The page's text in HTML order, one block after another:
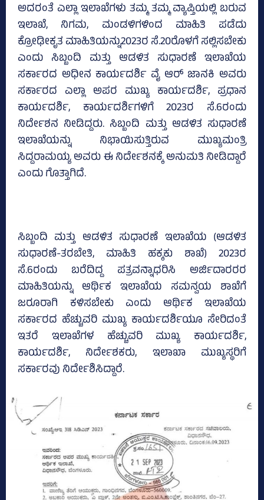
ಅದರಂತೆ ಎಲ್ಲಾ ಇಲಾಖೆಗಳು ತಮ್ಮ ತಮ್ಮ ವ್ಯಾಪ್ತಿಯಲ್ಲಿ ಬರುವ
ಇಲಾಖೆ, ನಿಗಮ, ಮಂಡಳಿಗಳಿಂದ ಮಾಹಿತಿ ಪಡೆದು
ಕ್ರೋಢೀಕೃತ ಮಾಹಿತಿಯನ್ನು2023ರ ಸೆ.20ರೊಳಗೆ ಸಲ್ಲಿಸಬೇಕು
ಎಂದು ಸಿಬ್ಬಂದಿ ಮತ್ತು ಆಡಳಿತ ಸುಧಾರಣೆ ಇಲಾಖೆಯ
ಸರ್ಕಾರದ ಅಧೀನ ಕಾರ್ಯದರ್ಶಿ ವೈ ಆರ್‌ ಜಾನಕಿ ಅವರು
ಸರ್ಕಾರದ ಎಲ್ಲಾ ಅಪರ ಮುಖ್ಯ ಕಾರ್ಯದರ್ಶಿ, ಪ್ರಧಾನ
ಕಾರ್ಯದರ್ಶಿ, ಕಾರ್ಯದರ್ಶಿಗಳಿಗೆ 2023ರ ಸೆ.6ರಂದು
ನಿರ್ದೇಶನ ನೀಡಿದ್ದರು. ಸಿಬ್ಬಂದಿ ಮತ್ತು ಆಡಳಿತ ಸುಧಾರಣೆ
ಇಲಾಖೆಯನ್ನು ನಿಭಾಯಿಸುತ್ತಿರುವ ಮುಖ್ಯಮಂತ್ರಿ
ಸಿದ್ದರಾಮಯ್ಯ ಅವರು ಈ ನಿರ್ದೇಶನಕ್ಕೆ ಅನುಮತಿ ನೀಡಿದ್ದಾರೆ
ಎಂದು ಗೊತ್ತಾಗಿದೆ.
ಸಿಬ್ಬಂದಿ ಮತ್ತು ಆಡಳಿತ ಸುಧಾರಣೆ ಇಲಾಖೆಯ (ಆಡಳಿತ
ಸುಧಾರಣೆ-ತರಬೇತಿ, ಮಾಹಿತಿ ಹಕ್ಕಕು ಶಾಖೆ) 2023ರ
ಸೆ.6ರಂದು ಬರೆದಿದ್ದ ಪತ್ರವನ್ನಾಧರಿಸಿ ಅರ್ಜಿದಾರರರ
ಮಾಹಿತಿಯನ್ನು ಆರ್ಥಿಕ ಇಲಾಖೆಯ ಸಮನ್ವಯ ಶಾಖೆಗೆ
ಜರೂರಾಗಿ ಕಳಿಸಬೇಕು ಎಂದು ಆರ್ಥಿಕ ಇಲಾಖೆಯ
ಸರ್ಕಾರದ ಹೆಚ್ಚುವರಿ ಮುಖ್ಯ ಕಾರ್ಯದರ್ಶಿಯೂ ಸೇರಿದಂತೆ
ಇತರೆ ಇಲಾಖೆಗಳ ಹೆಚ್ಚುವರಿ ಮುಖ್ಯ ಕಾರ್ಯದರ್ಶಿ,
ಕಾರ್ಯದರ್ಶಿ, ನಿರ್ದೇಶಕರು, ಇಲಾಖಾ ಮುಖ್ಯಸ್ಥರಿಗೆ
ಸರ್ಕಾರವು ನಿರ್ದೇಶಿಸಿದ್ದಾರೆ.